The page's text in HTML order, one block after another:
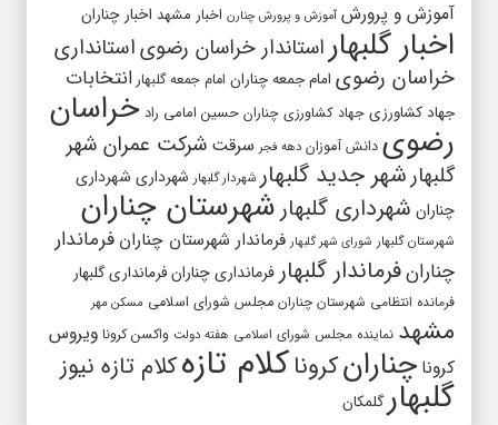
آموزش و پرورش آموزش و پرورش چنارن اخبار مشهد اخبار چناران
اخبار گلبهار استاندار خراسان رضویاستانداری
خراسان رضوی امام جمعه چناران امام جمعه گلبهار انتخابات
جهاد کشاورزی جهاد کشاورزی چناران حسین امامی راد خراسان
رضوی دانش آموزان دهه فجر سرقت شرکت عمران شهر
گلبهارشهر جدید گلبهار شهردار گلبهار شهرداری شهرداری
چناران شهرداری گلبهار شهرستان چناران
شهرستان گلبهار شورای شهر گلبهار فرماندار شهرستان چناران فرماندار
چنارانفرماندار گلبهار فرمانداری چنارانفرمانداری گلبهار
فرمانده انتظامی شهرستان چناران مجلس شورای اسلامی مسکن مهر
مشهد نماینده مجلس شورای اسلامی هفته دولت واکسن کرونا ویروس
کرونا چنارانکروناکلام تازهکلام تازه نیوز
گلبهارگلمکان